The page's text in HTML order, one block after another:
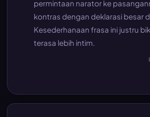
permintaan narator ke
kontras dengan deklarasi besar
Kesederhanaan frasa ini justru
terasa lebih intim.